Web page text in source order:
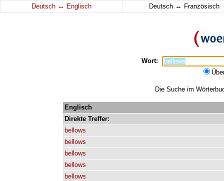
Deutsch ↔ Englisch Deutsch ↔ Französisch
Wort:
Die Suche im
Englisch
Direkte Treffer:
bellows
bellows
bellows
bellows
bellows